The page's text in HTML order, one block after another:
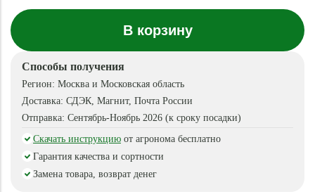
В корзину
Способы получения
Регион: Москва и Московская область
Доставка: СДЭК, Магнит, Почта России
Отправка: Сентябрь-Ноябрь 2026 (к сроку посадки)
Скачать инструкцию от агронома бесплатно
Гарантия качества и сортности
Замена товара, возврат денег